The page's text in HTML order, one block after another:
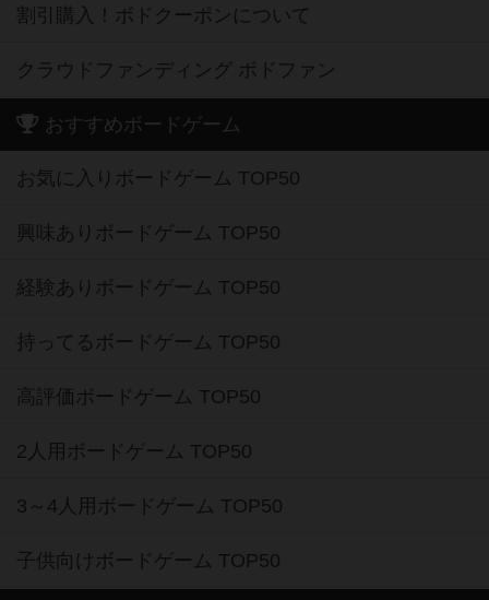
割引購入！ボドクーポンについて
クラウドファンディング ボドファン
おすすめボードゲーム
お気に入りボードゲーム TOP50
興味ありボードゲーム TOP50
経験ありボードゲーム TOP50
持ってるボードゲーム TOP50
高評価ボードゲーム TOP50
2人用ボードゲーム TOP50
3～4人用ボードゲーム TOP50
子供向けボードゲーム TOP50